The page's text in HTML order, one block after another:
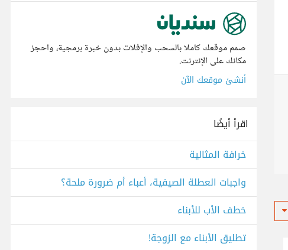
صمم موقعك كاملا بالسحب والإفلات بدون خبرة برمجية، واحجز
مكانك على الإنترنت.
أنشئ موقعك الآن
اقرأ أيضًا
خرافة المثالية
واجبات العطلة الصيفية، أعباء أم ضرورة ملحة؟
خطف الأب للأبناء
تطليق الأبناء مع الزوجة!